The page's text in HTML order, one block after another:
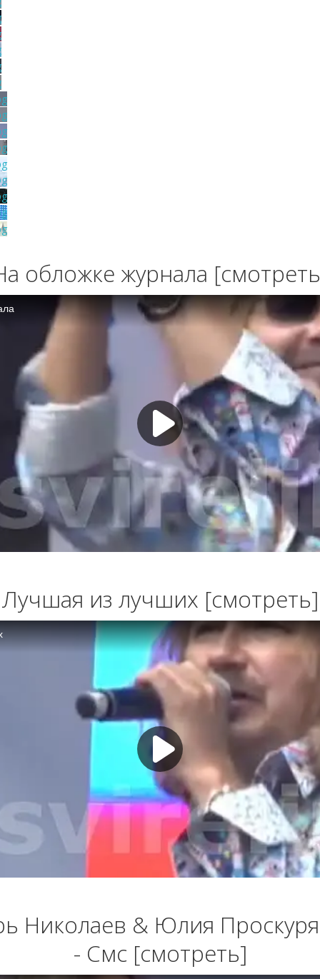
обложке журнала
Лучшая из лучших [смотреть]
Николаев & Юлия
- Смс [смотреть]